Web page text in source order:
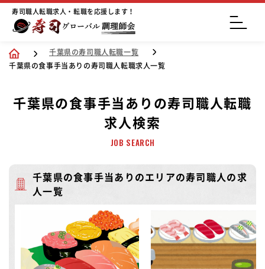
寿司職人転職求人・転職を応援します！
千葉県の寿司職人転職一覧
千葉県の食事手当ありの寿司職人転職求人一覧
千葉県の食事手当ありの寿司職人転職
求人検索
JOB SEARCH
千葉県の食事手当ありのエリアの寿司職人の求
人一覧